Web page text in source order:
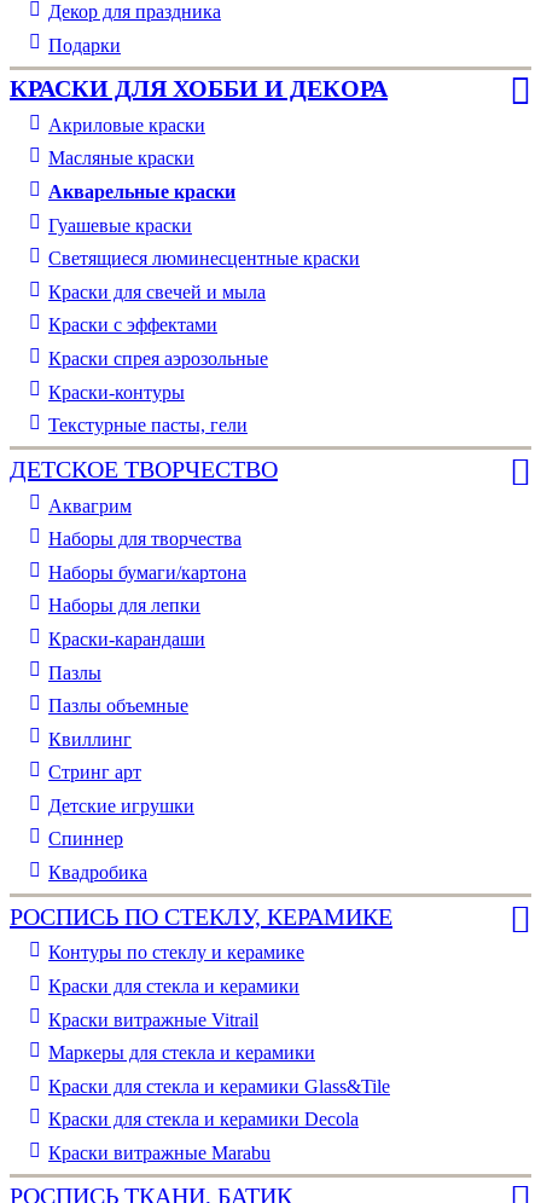
Декор для праздника
Подарки
КРАСКИ ДЛЯ ХОББИ И ДЕКОРА
Акриловые краски
Масляные краски
Акварельные краски
Гуашевые краски
Светящиеся люминесцентные краски
Краски для свечей и мыла
Краски с эффектами
Краски спрея аэрозольные
Краски-контуры
Текстурные пасты, гели
ДЕТСКОЕ ТВОРЧЕСТВО
Аквагрим
Наборы для творчества
Наборы бумаги/картона
Наборы для лепки
Краски-карандаши
Пазлы
Пазлы объемные
Квиллинг
Стринг арт
Детские игрушки
Спиннер
Квадробика
РОСПИСЬ ПО СТЕКЛУ, КЕРАМИКЕ
Контуры по стеклу и керамике
Краски для стекла и керамики
Краски витражные Vitrail
Маркеры для стекла и керамики
Краски для стекла и керамики Glass&Tile
Краски для стекла и керамики Decola
Краски витражные Marabu
РОСПИСЬ ТКАНИ, БАТИК